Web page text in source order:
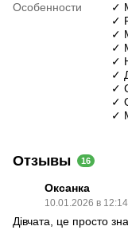
Особенности
✓
✓
✓
✓
✓
✓
✓
✓
✓
Отзывы 16
Оксанка
10.01.2026 в 12:14
Дівчата, це просто